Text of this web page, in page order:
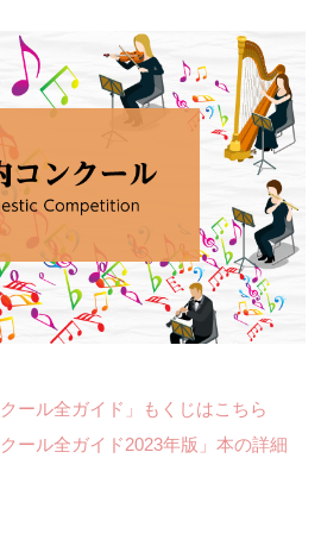
ール全ガイド」もくじはこちら
ール全ガイド2023年版」本の詳細